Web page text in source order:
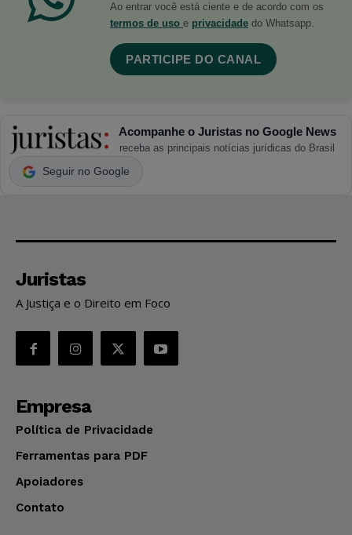
Ao entrar você está ciente e de acordo com os
termos de uso e privacidade do Whatsapp.
PARTICIPE DO CANAL
Acompanhe o Juristas no Google News
receba as principais notícias jurídicas do Brasil
Seguir no Google
Juristas
A Justiça e o Direito em Foco
Empresa
Política de Privacidade
Ferramentas para PDF
Apoiadores
Contato